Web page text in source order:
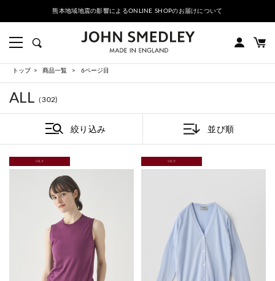
熊本地域地震の影響によるONLINE SHOPのお届けについて
トップ 商品一覧 6ページ目
ALL （302)
絞り込み 並び順
SALE SALE